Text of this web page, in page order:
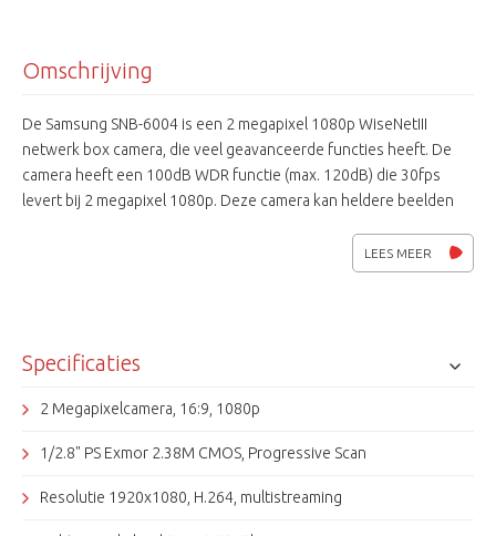
Omschrijving
De Samsung SNB-6004 is een 2 megapixel 1080p WiseNetIII
netwerk box camera, die veel geavanceerde functies heeft. De
camera heeft een 100dB WDR functie (max. 120dB) die 30fps
levert bij 2 megapixel 1080p. Deze camera kan heldere beelden
combinatie met de Tamron M13VP288IR P-Iris lens geeft de
camera zeer mooi plaatje. Het P-iris systeem optimaliseert de Iris
verhoogd de scherpte van de beelden zowel dichtbij als veraf.
Met deze verbeterde functies en nieuwe technologieën zal de
SNB-6004 voldoen aan de professionele security behoeften van
LEES MEER
Specificaties
2 Megapixelcamera, 16:9, 1080p
1/2.8" PS Exmor 2.38M CMOS, Progressive Scan
Resolutie 1920x1080, H.264, multistreaming